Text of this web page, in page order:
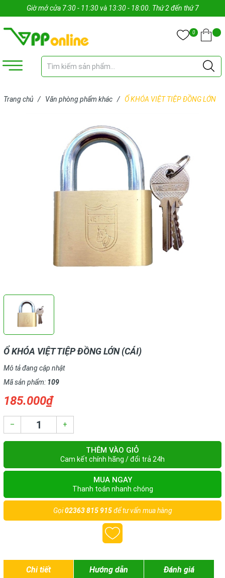
Giờ mở cửa 7:30 - 11:30 và 13:30 - 18:00. Thứ 2 đến thứ 7
0
Trang chủ / Văn phòng phẩm khác / Ổ KHÓA VIỆT TIỆP ĐỒNG LỚN
Ổ KHÓA VIỆT TIỆP ĐỒNG LỚN (CÁI)
Mô tả đang cập nhật
Mã sản phẩm: 109
185.000₫
– +
THÊM VÀO GIỎ
Cam kết chính hãng / đổi trả 24h
MUA NGAY
Thanh toán nhanh chóng
Gọi02363 815 915để tư vấn mua hàng
Chi tiết Hướng dẫn Đánh giá